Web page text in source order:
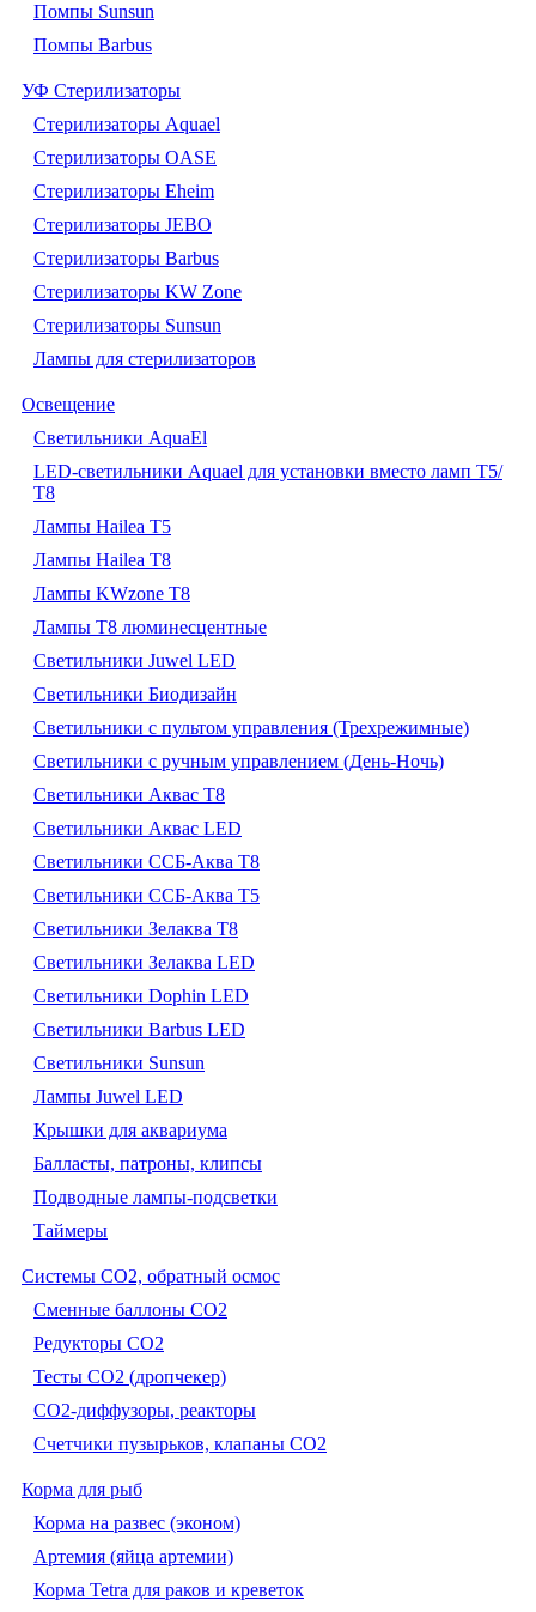
Помпы Sunsun
Помпы Barbus
УФ Стерилизаторы
Стерилизаторы Aquael
Стерилизаторы OASE
Стерилизаторы Eheim
Стерилизаторы JEBO
Стерилизаторы Barbus
Стерилизаторы KW Zone
Стерилизаторы Sunsun
Лампы для стерилизаторов
Освещение
Cветильники AquaEl
LED-светильники Aquael для установки вместо ламп Т5/
Т8
Лампы Hailea Т5
Лампы Hailea Т8
Лампы KWzone Т8
Лампы Т8 люминесцентные
Светильники Juwel LED
Светильники Биодизайн
Светильники с пультом управления (Трехрежимные)
Светильники с ручным управлением (День-Ночь)
Светильники Аквас Т8
Светильники Аквас LED
Светильники ССБ-Аква Т8
Светильники ССБ-Аква Т5
Светильники Зелаква Т8
Светильники Зелаква LED
Светильники Dophin LED
Светильники Barbus LED
Светильники Sunsun
Лампы Juwel LED
Крышки для аквариума
Балласты, патроны, клипсы
Подводные лампы-подсветки
Таймеры
Системы CO2, обратный осмос
Сменные баллоны СО2
Редукторы СО2
Тесты CO2 (дропчекер)
СО2-диффузоры, реакторы
Счетчики пузырьков, клапаны СО2
Корма для рыб
Корма на развес (эконом)
Артемия (яйца артемии)
Корма Tetra для раков и креветок